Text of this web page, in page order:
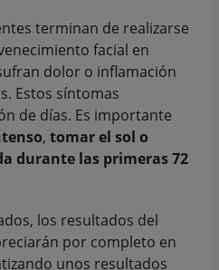
terminan de realizarse
facial en
dolor o inflamación
Estos síntomas
de días. Es importante
, tomar el sol o
durante las primeras 72
los resultados del
por completo en
unos resultados